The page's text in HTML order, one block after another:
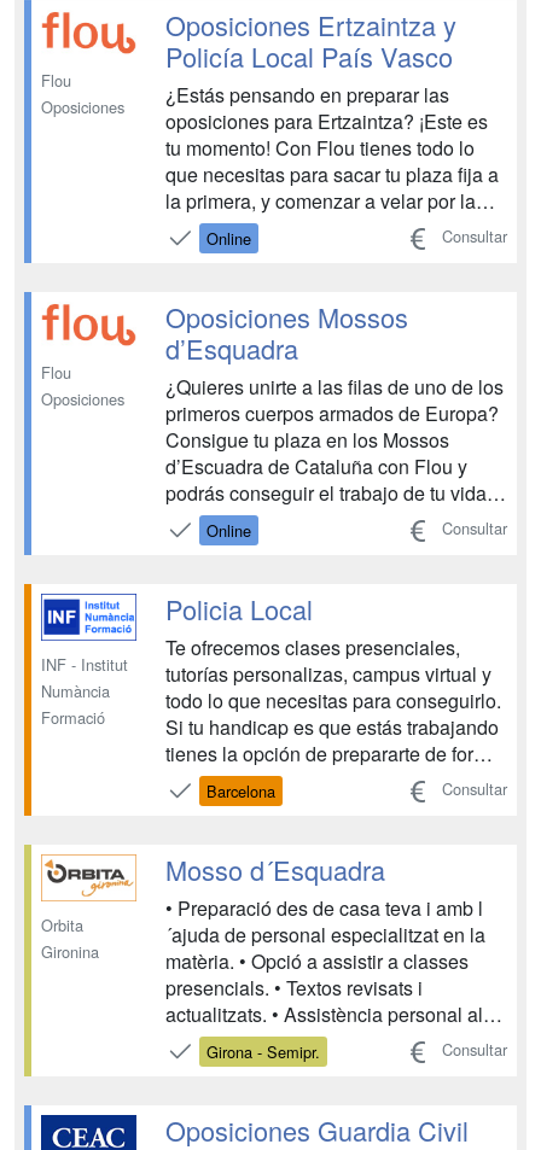
conseguir tu objetivo ponemos a tu
disposición un equipo de profes...
Flou
Oposiciones
Oposiciones Ertzaintza y
Policía Local País Vasco
¿Estás pensando en preparar las
oposiciones para Ertzaintza? ¡Este es
tu momento! Con Flou tienes todo lo
que necesitas para sacar tu plaza fija a
la primera, y comenzar a velar por la
seguridad de la sociedad del País
Vasco. Disfruta del trabajo de tu vida,
Online Consultar
Flou
Oposiciones
Oposiciones Mossos
d’Esquadra
¿Quieres unirte a las filas de uno de los
primeros cuerpos armados de Europa?
Consigue tu plaza en los Mossos
d’Escuadra de Cataluña con Flou y
podrás conseguir el trabajo de tu vida.
Con compromiso, valentía y dedicación,
nada podrá pararte. Y con Flou
Online Consultar
INF - Institut
Numància
Formació
Policia Local
Te ofrecemos clases presenciales,
tutorías personalizas, campus virtual y
todo lo que necesitas para conseguirlo.
Si tu handicap es que estás trabajando
tienes la opción de prepararte de forma
semi-presencial u online. Institut
Numància Formació te ofrece la mejor
objetivo, SER POLICIA LOCAL. Para
ello, dispon...
Barcelona Consultar
Orbita
Gironina
Mosso d´Esquadra
• Preparació des de casa teva i amb l
´ajuda de personal especialitzat en la
matèria. • Opció a assistir a classes
presencials. • Textos revisats i
actualitzats. • Assistència personal al
centre, o bé seguiment per correu, fax o
telèfon, durant tot el període de
puguin sorgir. • Cada unitat didàcti...
Girona - Semipr. Consultar
Oposiciones Guardia Civil